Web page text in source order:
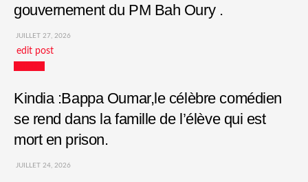
gouvernement du PM Bah Oury .
JUILLET 27, 2026
edit post
Kindia :Bappa Oumar,le célèbre comédien
se rend dans la famille de l’élève qui est
mort en prison.
JUILLET 24, 2026